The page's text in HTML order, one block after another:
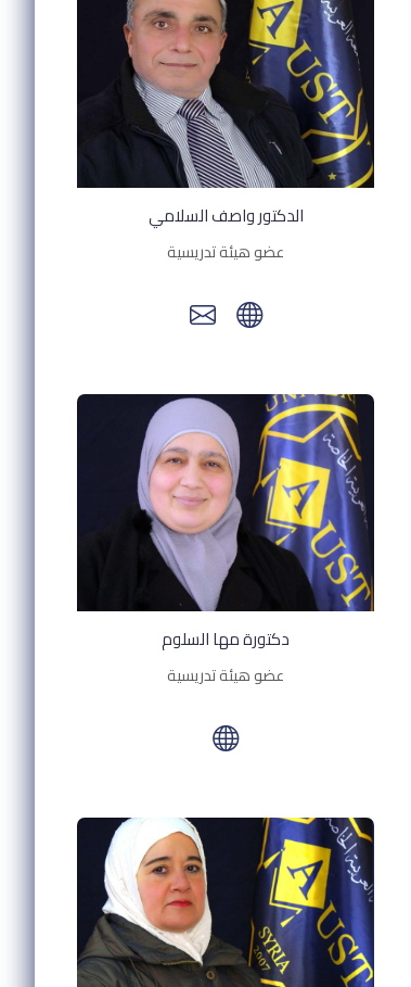
الدكتور واصف السلامي
عضو هيئة تدريسية
دكتورة مها السلوم
عضو هيئة تدريسية